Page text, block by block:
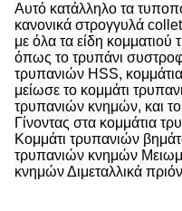
Αυτό κατάλληλο τα
κανονικά στρογγυλά
με όλα τα είδη κομματιού
όπως το τρυπάνι
τρυπανιών HSS,
μείωσε το κομμάτι
τρυπανιών κνημών, και
Γίνοντας στα κομμάτια
Κομμάτι τρυπανιών
τρυπανιών κνημών
κνημών Διμεταλλικά